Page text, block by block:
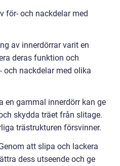
för- och nackdelar med
av innerdörrar varit en
deras funktion och
och nackdelar med olika
en gammal innerdörr kan ge
skydda träet från slitage.
trästrukturen försvinner.
att slipa och lackera
dess utseende och ge